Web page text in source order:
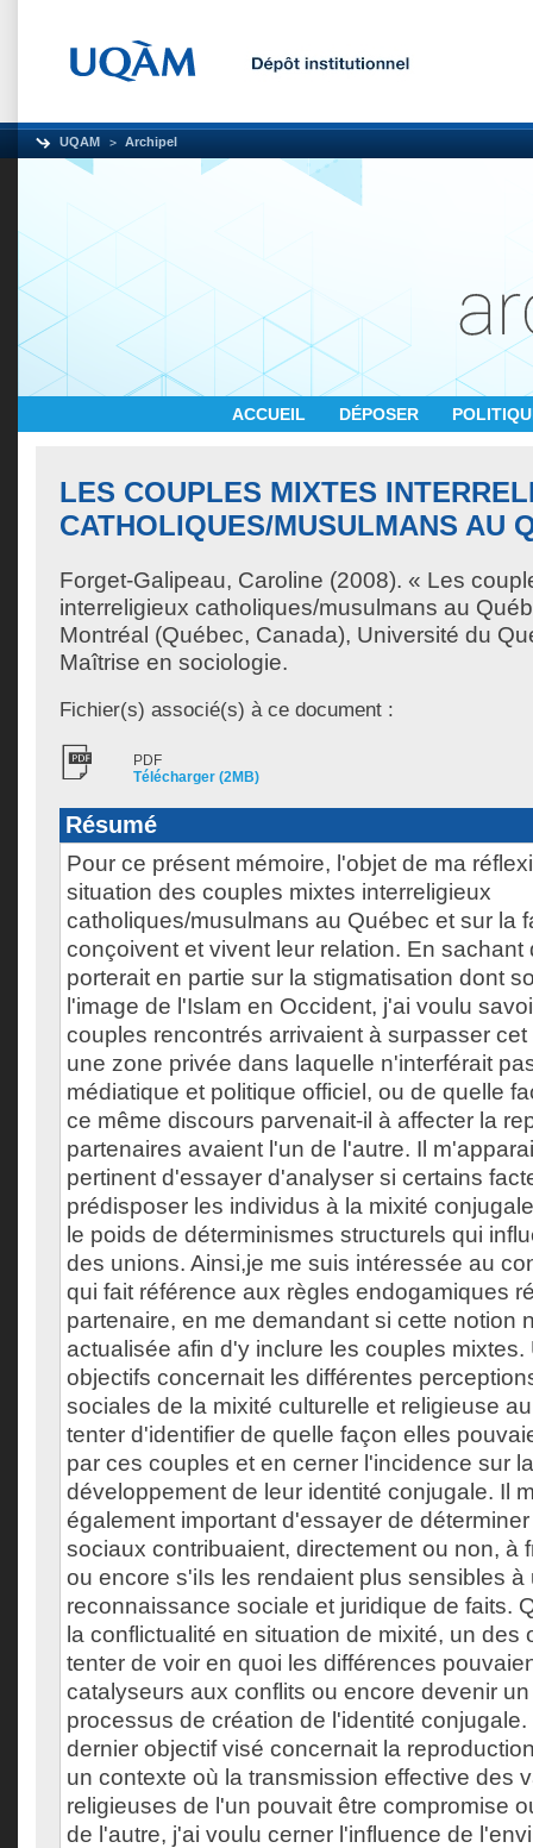
UQAM Archipel
ACCUEIL DÉPOSER
LES COUPLES MIXTES
CATHOLIQUES/MUSULMANS AU
Forget-Galipeau, Caroline (2008). « Les
interreligieux catholiques/musulmans au
Montréal (Québec, Canada), Université du
Maîtrise en sociologie.
Fichier(s) associé(s) à ce document :
PDF
Télécharger (2MB)
Résumé
Pour ce présent mémoire, l'objet de ma
situation des couples mixtes interreligieux
catholiques/musulmans au Québec et sur la
conçoivent et vivent leur relation. En sachant
porterait en partie sur la stigmatisation dont
l'image de l'Islam en Occident, j'ai voulu
couples rencontrés arrivaient à surpasser
une zone privée dans laquelle n'interférait
médiatique et politique officiel, ou de quelle
ce même discours parvenait-il à affecter la
partenaires avaient l'un de l'autre. Il
pertinent d'essayer d'analyser si certains
prédisposer les individus à la mixité
le poids de déterminismes structurels qui
des unions. Ainsi,je me suis intéressée au
qui fait référence aux règles endogamiques
partenaire, en me demandant si cette notion
actualisée afin d'y inclure les couples mixtes.
objectifs concernait les différentes
sociales de la mixité culturelle et religieuse
tenter d'identifier de quelle façon elles
par ces couples et en cerner l'incidence sur
développement de leur identité conjugale. Il
également important d'essayer de
sociaux contribuaient, directement ou non, à
ou encore s'iIs les rendaient plus sensibles à
reconnaissance sociale et juridique de faits.
la conflictualité en situation de mixité, un des
tenter de voir en quoi les différences
catalyseurs aux conflits ou encore devenir
processus de création de l'identité
dernier objectif visé concernait la
un contexte où la transmission effective des
religieuses de l'un pouvait être compromise
de l'autre, j'ai voulu cerner l'influence de